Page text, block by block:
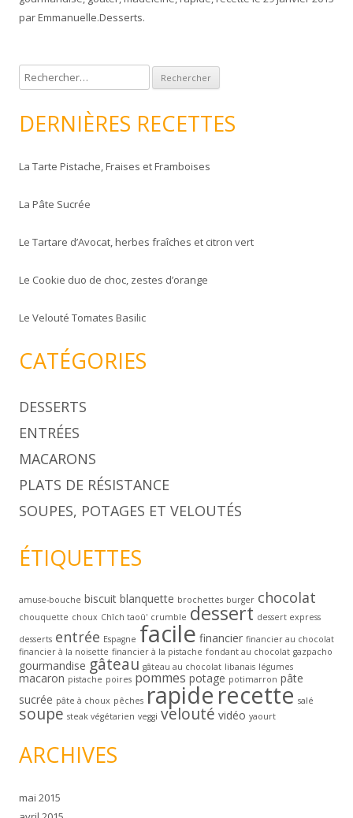
parEmmanuelle.Desserts.
e
h
r
h
r
:
DERNIÈRES RECETTES
La Tarte Pistache, Fraises et Framboises
La Pâte Sucrée
Le Tartare d’Avocat, herbes fraîches et citron vert
Le Cookie duo de choc, zestes d’orange
Le Velouté Tomates Basilic
CATÉGORIES
DESSERTS
ENTRÉES
MACARONS
PLATS DE RÉSISTANCE
SOUPES, POTAGES ET VELOUTÉS
ÉTIQUETTES
amuse-bouche biscuit blanquette brochettes burger chocolat
chouquette choux Chîch taoû' crumble dessert dessert express
desserts entrée Espagne facile financier financier au chocolat
financier à la noisette financier à la pistache fondant au chocolat gazpacho
gourmandise gâteau gâteau au chocolat libanais légumes
macaron pistache poires pommes potage potimarron pâte
sucrée pâte à choux pêches rapiderecette salé
soupe steak végétarien veggi velouté vidéo yaourt
ARCHIVES
mai 2015